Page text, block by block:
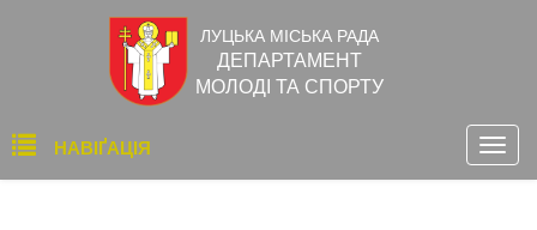
ЛУЦЬКА МІСЬКА РАДА
ДЕПАРТАМЕНТ
МОЛОДІ ТА СПОРТУ
Основна
навіґація
НАВІҐАЦІЯ